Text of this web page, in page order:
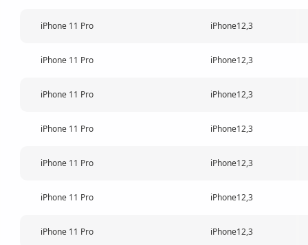
iPhone 11 Pro iPhone12,3
iPhone 11 Pro iPhone12,3
iPhone 11 Pro iPhone12,3
iPhone 11 Pro iPhone12,3
iPhone 11 Pro iPhone12,3
iPhone 11 Pro iPhone12,3
iPhone 11 Pro iPhone12,3